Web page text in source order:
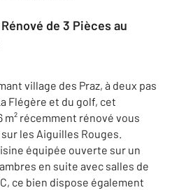
de 3 Pièces au
village des Praz, à deux pas
Flégère et du golf, cet
m² récemment rénové vous
les Aiguilles Rouges.
équipée ouverte sur un
en suite avec salles de
ce bien dispose également